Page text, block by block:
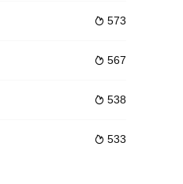
结婚
外互换灵魂，翻车不断的三人同居生
老师收作业，抓纪律。两人不仅成绩
 573
 567
 538
 533